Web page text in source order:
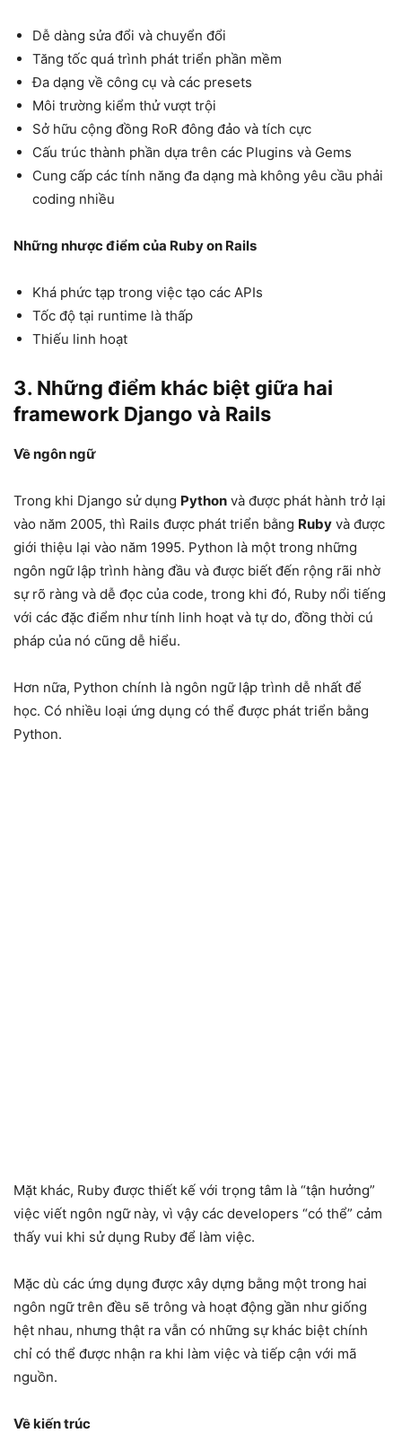
Dễ dàng sửa đổi và chuyển đổi
Tăng tốc quá trình phát triển phần mềm
Đa dạng về công cụ và các presets
Môi trường kiểm thử vượt trội
Sở hữu cộng đồng RoR đông đảo và tích cực
Cấu trúc thành phần dựa trên các Plugins và Gems
Cung cấp các tính năng đa dạng mà không yêu cầu phải
coding nhiều
Những nhược điểm của Ruby on Rails
Khá phức tạp trong việc tạo các APIs
Tốc độ tại runtime là thấp
Thiếu linh hoạt
3. Những điểm khác biệt giữa hai
framework Django và Rails
Về ngôn ngữ
Trong khi Django sử dụng Python và được phát hành trở lại
vào năm 2005, thì Rails được phát triển bằng Ruby và được
giới thiệu lại vào năm 1995. Python là một trong những
ngôn ngữ lập trình hàng đầu và được biết đến rộng rãi nhờ
sự rõ ràng và dễ đọc của code, trong khi đó, Ruby nổi tiếng
với các đặc điểm như tính linh hoạt và tự do, đồng thời cú
pháp của nó cũng dễ hiểu.
Hơn nữa, Python chính là ngôn ngữ lập trình dễ nhất để
học. Có nhiều loại ứng dụng có thể được phát triển bằng
Python.
Mặt khác, Ruby được thiết kế với trọng tâm là “tận hưởng”
việc viết ngôn ngữ này, vì vậy các developers “có thể” cảm
thấy vui khi sử dụng Ruby để làm việc.
Mặc dù các ứng dụng được xây dựng bằng một trong hai
ngôn ngữ trên đều sẽ trông và hoạt động gần như giống
hệt nhau, nhưng thật ra vẫn có những sự khác biệt chính
chỉ có thể được nhận ra khi làm việc và tiếp cận với mã
nguồn.
Về kiến trúc